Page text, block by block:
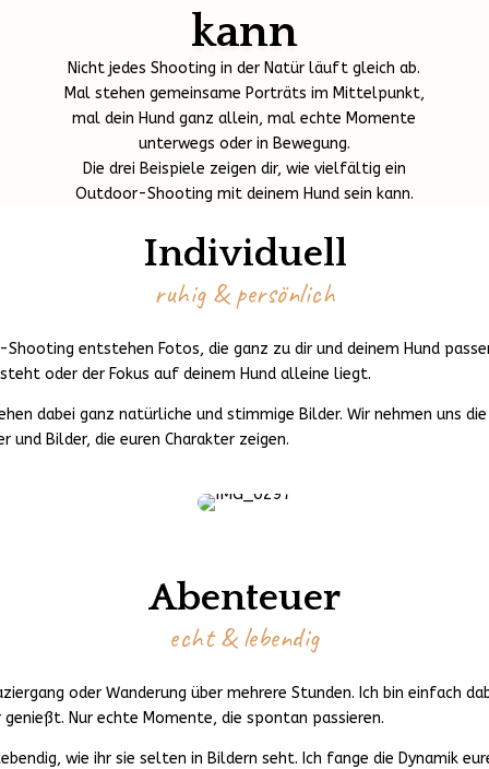
kann
Nicht jedes Shooting in der Natür läuft gleich ab.
Mal stehen gemeinsame Porträts im Mittelpunkt,
mal dein Hund ganz allein, mal echte Momente
unterwegs oder in Bewegung.
Die drei Beispiele zeigen dir, wie vielfältig ein
Outdoor-Shooting mit deinem Hund sein kann.
Individuell
ruhig & persönlich
entstehen Fotos, die ganz zu dir und deinem Hund
oder der Fokus auf deinem Hund alleine liegt.
dabei ganz natürliche und stimmige Bilder. Wir nehmen uns
und Bilder, die euren Charakter zeigen.
Abenteuer
echt & lebendig
oder Wanderung über mehrere Stunden. Ich bin einfach
Nur echte Momente, die spontan passieren.
wie ihr sie selten in Bildern seht. Ich fange die Dynamik